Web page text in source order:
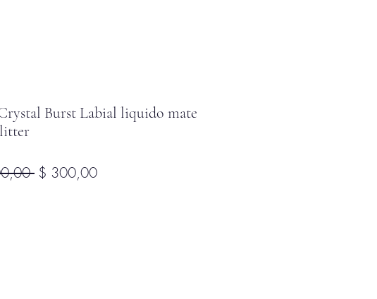
Burst Labial liquido mate
Precio
$ 300,00Precio